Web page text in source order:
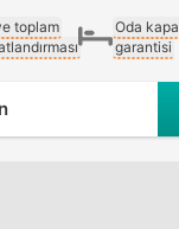
toplam
Oda
garantisi